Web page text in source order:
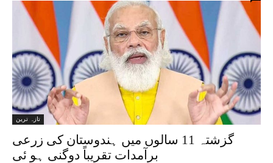
تازہ ترین
گزشتہ 11 سالوں میں ہندوستان کی زرعی
برآمدات تقریباً دوگنی ہو ئی